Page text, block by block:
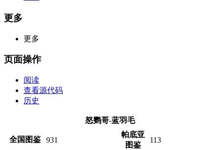
更多
更多
页面操作
阅读
查看源代码
历史
怒鹦哥-蓝羽毛
全国图鉴 931
帕底亚
图鉴
113